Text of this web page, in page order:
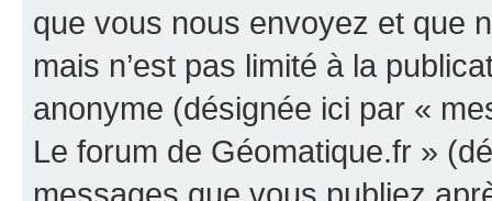
que vous nous envoyez et que
mais n’est pas limité à la
anonyme (désignée ici par «
Le forum de Géomatique.fr »
messages que vous publiez